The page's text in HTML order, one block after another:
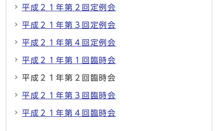
平成２１年第２回定例会
平成２１年第３回定例会
平成２１年第４回定例会
平成２１年第１回臨時会
平成２１年第２回臨時会
平成２１年第３回臨時会
平成２１年第４回臨時会